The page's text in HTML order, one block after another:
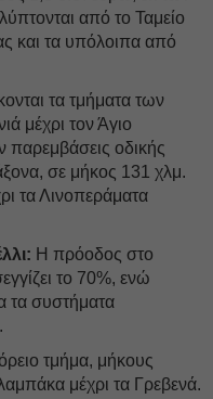
από το Ταμείο
και τα υπόλοιπα από
τα τμήματα των
μέχρι τον Άγιο
παρεμβάσεις οδικής
σε μήκος 131 χλμ.
τα Λινοπεράματα
Η πρόοδος στο
το 70%, ενώ
τα συστήματα
τμήμα, μήκους
μέχρι τα Γρεβενά.